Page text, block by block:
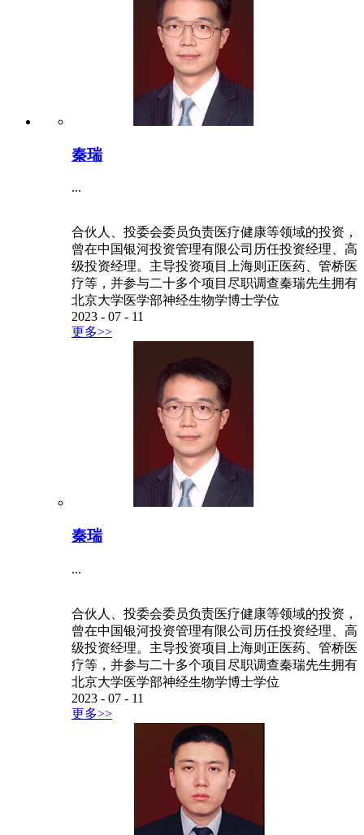
秦瑞
...
合伙人、投委会委员负责医疗健康等领域的投资，
曾在中国银河投资管理有限公司历任投资经理、高
级投资经理。主导投资项目上海则正医药、管桥医
疗等，并参与二十多个项目尽职调查秦瑞先生拥有
北京大学医学部神经生物学博士学位
2023 - 07 - 11
更多>>
秦瑞
...
合伙人、投委会委员负责医疗健康等领域的投资，
曾在中国银河投资管理有限公司历任投资经理、高
级投资经理。主导投资项目上海则正医药、管桥医
疗等，并参与二十多个项目尽职调查秦瑞先生拥有
北京大学医学部神经生物学博士学位
2023 - 07 - 11
更多>>